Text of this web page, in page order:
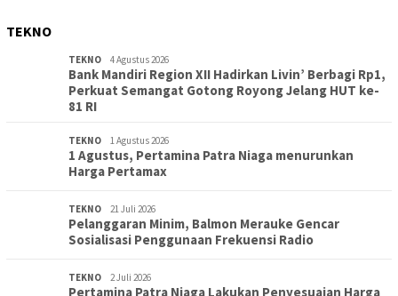
TEKNO
TEKNO 4 Agustus 2026
Bank Mandiri Region XII Hadirkan Livin’ Berbagi Rp1,
Perkuat Semangat Gotong Royong Jelang HUT ke-
81 RI
TEKNO 1 Agustus 2026
1 Agustus, Pertamina Patra Niaga menurunkan
Harga Pertamax
TEKNO 21 Juli 2026
Pelanggaran Minim, Balmon Merauke Gencar
Sosialisasi Penggunaan Frekuensi Radio
TEKNO 2 Juli 2026
Pertamina Patra Niaga Lakukan Penyesuaian Harga